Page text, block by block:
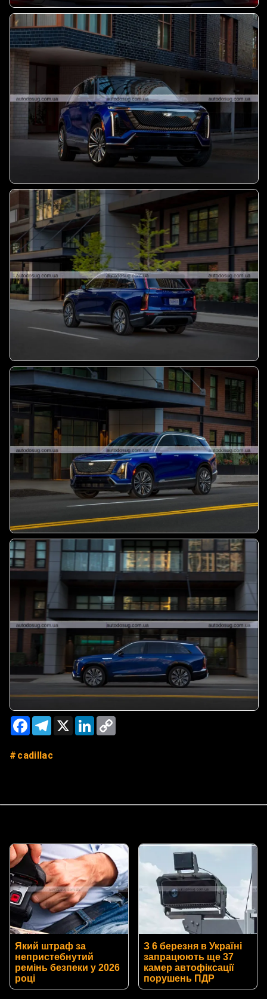
FacebookTelegram
X LinkedIn
cadillac
Який штраф за
непристебнутий
ремінь безпеки у 2026
році
З 6 березня в Україні
запрацюють ще 37
камер автофіксації
порушень ПДР